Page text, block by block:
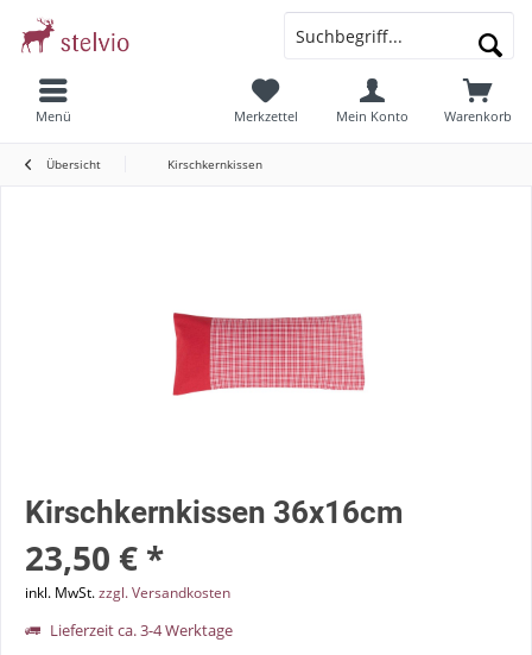
Menü Warenkorb
Merkzettel Mein Konto
Übersicht Kirschkernkissen
Kirschkernkissen 36x16cm
23,50 € *
inkl. MwSt.zzgl. Versandkosten
Lieferzeit ca. 3-4 Werktage